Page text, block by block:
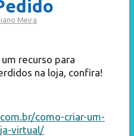
Meira
recurso para
na loja, confira!
como-criar-um-
virtual/